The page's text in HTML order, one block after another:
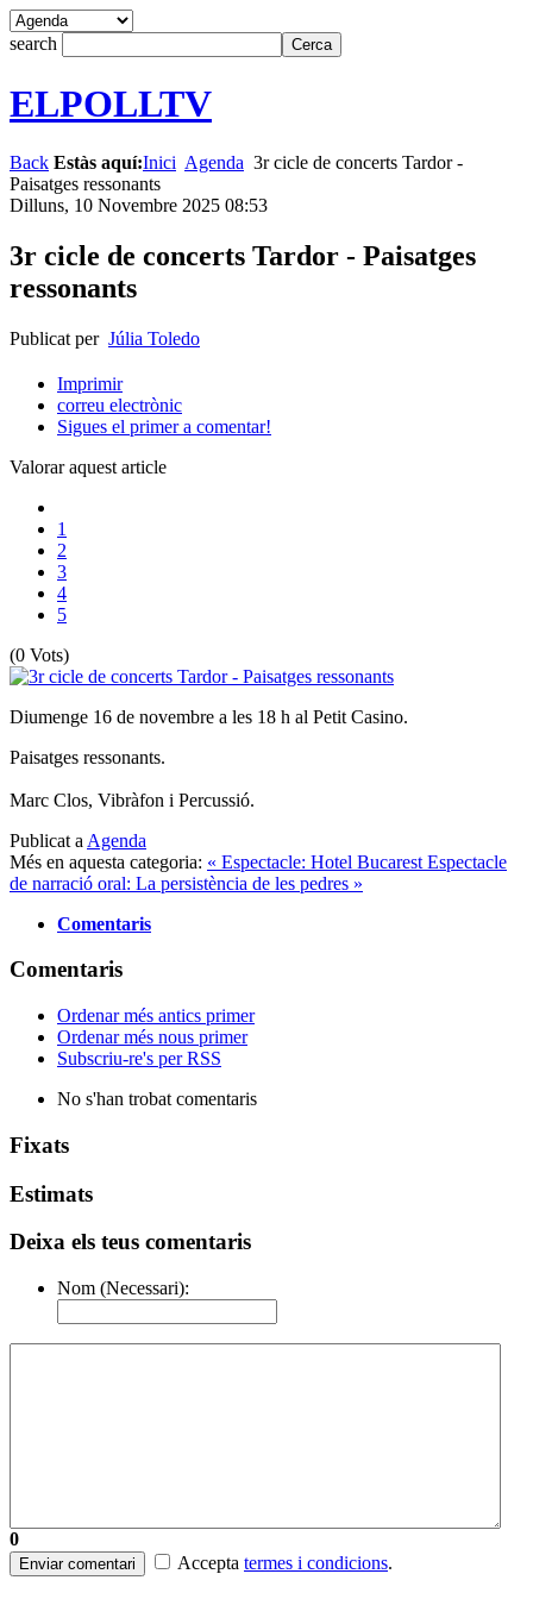
search
ELPOLLTV
Back Estàs aquí:Inici Agenda 3r cicle de concerts Tardor -
Paisatges ressonants
Dilluns, 10 Novembre 2025 08:53
3r cicle de concerts Tardor - Paisatges
ressonants
Publicat per Júlia Toledo
Imprimir
correu electrònic
Sigues el primer a comentar!
Valorar aquest article
1
2
3
4
5
(0 Vots)
Diumenge 16 de novembre a les 18 h al Petit Casino.
Paisatges ressonants.
Marc Clos, Vibràfon i Percussió.
Publicat a Agenda
Més en aquesta categoria: « Espectacle: Hotel Bucarest Espectacle
de narració oral: La persistència de les pedres »
Comentaris
Comentaris
Ordenar més antics primer
Ordenar més nous primer
Subscriu-re's per RSS
No s'han trobat comentaris
Fixats
Estimats
Deixa els teus comentaris
Nom (Necessari):
0
Enviar comentari Accepta termes i condicions.